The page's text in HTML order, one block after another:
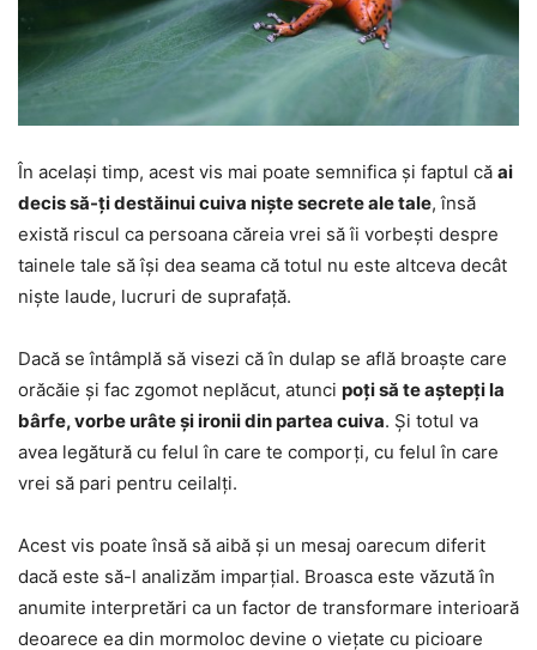
În același timp, acest vis mai poate semnifica și faptul că ai
decis să-ți destăinui cuiva niște secrete ale tale, însă
există riscul ca persoana căreia vrei să îi vorbești despre
tainele tale să își dea seama că totul nu este altceva decât
niște laude, lucruri de suprafață.
Dacă se întâmplă să visezi că în dulap se află broaște care
orăcăie și fac zgomot neplăcut, atunci poți să te aștepți la
bârfe, vorbe urâte și ironii din partea cuiva. Și totul va
avea legătură cu felul în care te comporți, cu felul în care
vrei să pari pentru ceilalți.
Acest vis poate însă să aibă și un mesaj oarecum diferit
dacă este să-l analizăm imparțial. Broasca este văzută în
anumite interpretări ca un factor de transformare interioară
deoarece ea din mormoloc devine o viețate cu picioare